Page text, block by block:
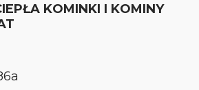
KOMINKI I KOMINY